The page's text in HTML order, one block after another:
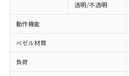
透明/不透明
動作機能
ベゼル材質
負荷